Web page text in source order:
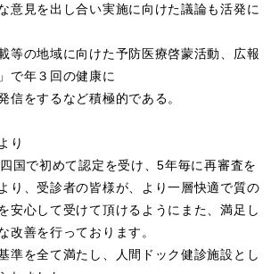
意見を出し合い実施に向けた議論も活発に
等の地域に向けた予防医療啓蒙活動、広報
で年３回の健康に
をするなど積極的である。
り
国で初めて認定を受け、5年毎に再審査を
り、受診者の皆様が、より一層快適で質の
安心して受けて頂けるようにまた、満足し
改善を行っております。
準を全て満たし、人間ドック健診施設とし